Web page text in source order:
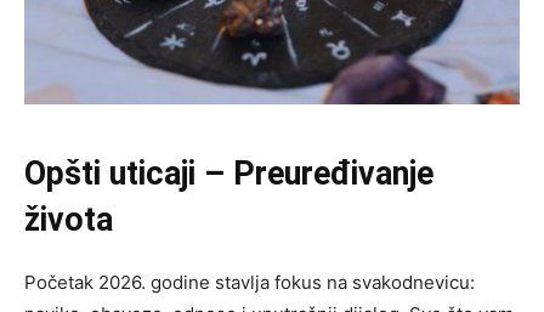
Opšti uticaji – Preuređivanje
života
Početak 2026. godine stavlja fokus na svakodnevicu: